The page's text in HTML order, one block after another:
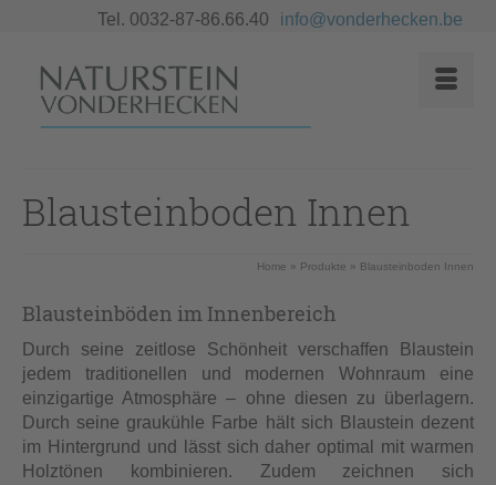
Tel. 0032-87-86.66.40 info@vonderhecken.be
Blausteinboden Innen
Home » Produkte » Blausteinboden Innen
Blausteinböden im Innenbereich
Durch seine zeitlose Schönheit verschaffen Blaustein
jedem traditionellen und modernen Wohnraum eine
einzigartige Atmosphäre – ohne diesen zu überlagern.
Durch seine graukühle Farbe hält sich Blaustein dezent
im Hintergrund und lässt sich daher optimal mit warmen
Holztönen kombinieren. Zudem zeichnen sich